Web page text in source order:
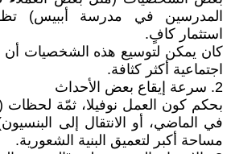
المدرسين في مدرسة أببيس)
استثمار كافٍ.
كان يمكن لتوسيع هذه الشخصيات أن
اجتماعية أكثر كثافة.
2. سرعة إيقاع بعض الأحداث
بحكم كون العمل نوفيلا، ثمّة لحظات
في الماضي، أو الانتقال إلى
مساحة أكبر لتعميق البنية الشعورية.